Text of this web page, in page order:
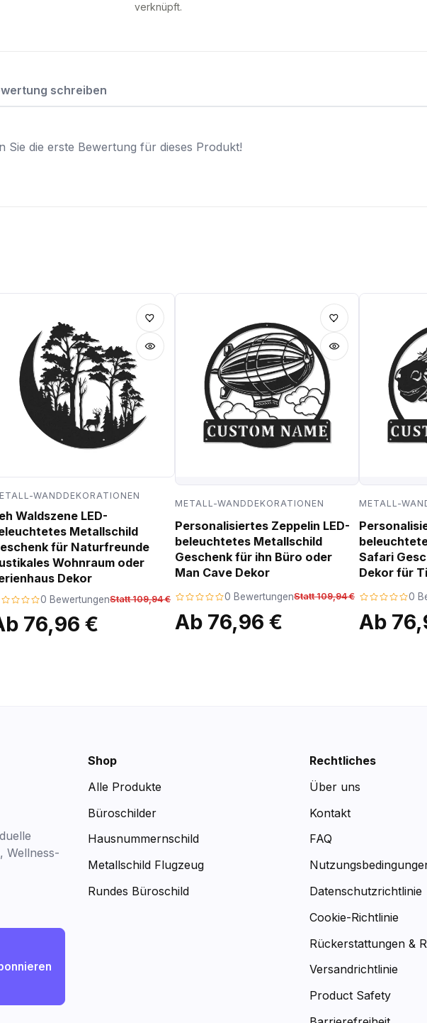
verknüpft.
schreiben
Sie die erste Bewertung für dieses Produkt!
WANDDEKORATIONEN
Waldszene LED-
Metallschild
für Naturfreunde
Wohnraum oder
Dekor
0 BewertungenStatt 109,94 €
76,96 €
METALL-WANDDEKORATIONEN
Personalisiertes Zeppelin LED-
beleuchtetes Metallschild
Geschenk für ihn Büro oder
Man Cave Dekor
0 BewertungenStatt 109,94 €
Ab 76,96 €
METALL-
Safari
Dekor für
0
Ab
Wellness-
Shop
Alle Produkte
Büroschilder
Hausnummernschild
Metallschild Flugzeug
Rundes Büroschild
Rechtliches
Über uns
Kontakt
FAQ
Datenschutzrichtlinie
Cookie-Richtlinie
Rückerstattungen &
Versandrichtlinie
Product Safety